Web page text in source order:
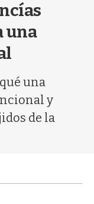
una
una
y
de la